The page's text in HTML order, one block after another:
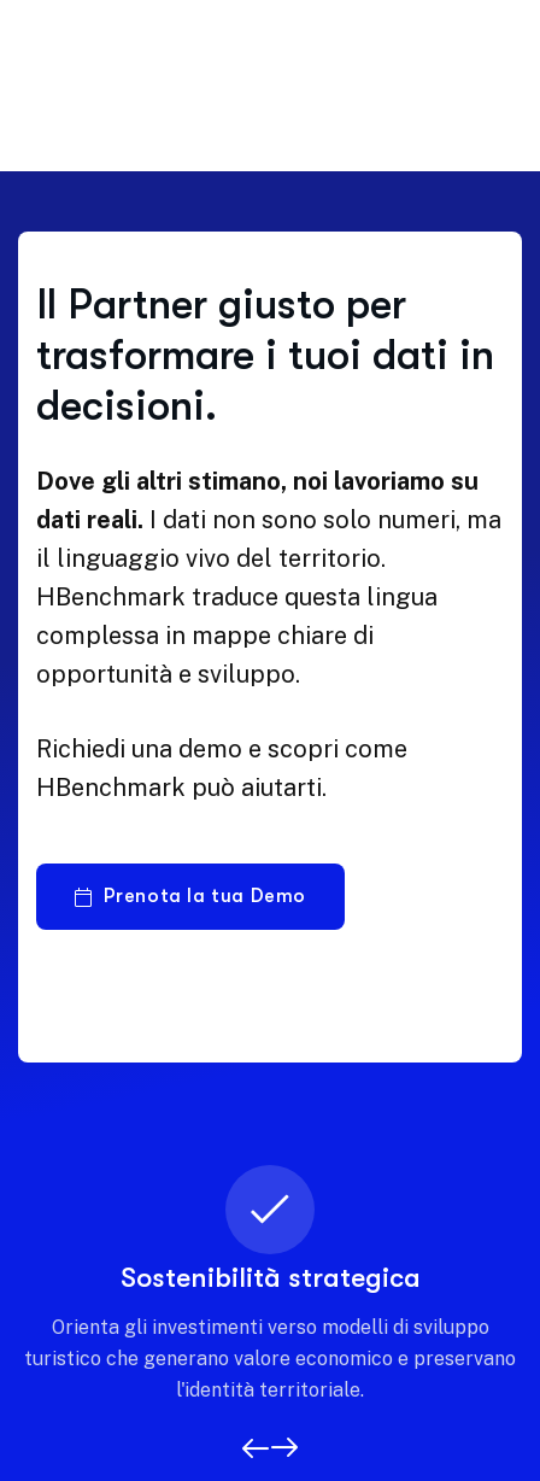
Il Partner giusto per
trasformare i tuoi dati in
decisioni.
Dove gli altri stimano, noi lavoriamo su
dati reali. I dati non sono solo numeri, ma
il linguaggio vivo del territorio.
HBenchmark traduce questa lingua
complessa in mappe chiare di
opportunità e sviluppo.
Richiedi una demo e scopri come
HBenchmark può aiutarti.
Prenota la tua Demo
Sostenibilità strategica
Orienta gli investimenti verso modelli di sviluppo
turistico che generano valore economico e preservano
l'identità territoriale.